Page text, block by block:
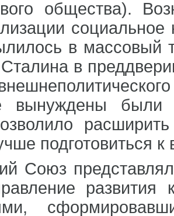
общества).
в массовый
Сталина в
вынуждены
подготовиться к
Союз
развития